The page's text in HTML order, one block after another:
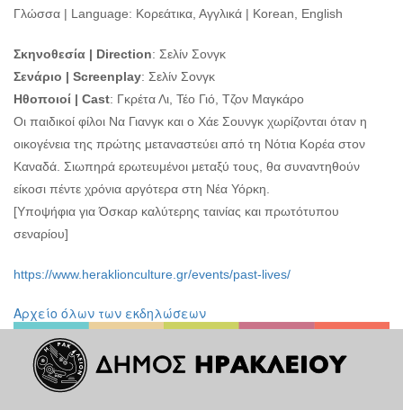
Γλώσσα | Language: Κορεάτικα, Αγγλικά | Korean, English
Σκηνοθεσία | Direction: Σελίν Σονγκ
Σενάριο | Screenplay: Σελίν Σονγκ
Ηθοποιοί | Cast: Γκρέτα Λι, Τέο Γιό, Τζον Μαγκάρο
Οι παιδικοί φίλοι Να Γιανγκ και ο Χάε Σουνγκ χωρίζονται όταν η
οικογένεια της πρώτης μεταναστεύει από τη Νότια Κορέα στον
Καναδά. Σιωπηρά ερωτευμένοι μεταξύ τους, θα συναντηθούν
είκοσι πέντε χρόνια αργότερα στη Νέα Υόρκη.
[Υποψήφια για Όσκαρ καλύτερης ταινίας και πρωτότυπου
σεναρίου]
https://www.heraklionculture.gr/events/past-lives/
Αρχείο όλων των εκδηλώσεων